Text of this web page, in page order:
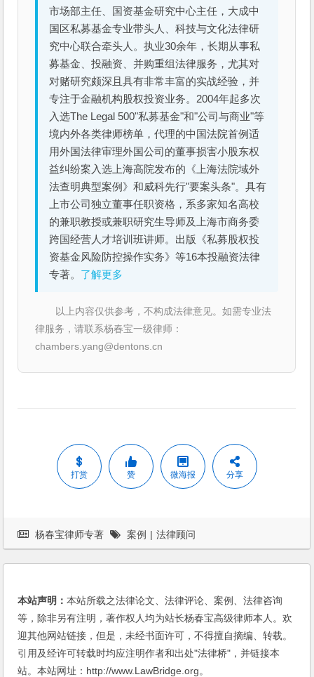
市场部主任、国资基金研究中心主任，大成中
国区私募基金专业带头人、科技与文化法律研
究中心联合牵头人。执业30余年，长期从事私
募基金、投融资、并购重组法律服务，尤其对
对赌研究颇深且具有非常丰富的实战经验，并
专注于金融机构股权投资业务。2004年起多次
入选The Legal 500"私募基金"和"公司与商业"等
境内外各类律师榜单，代理的中国法院首例适
用外国法律审理外国公司的董事损害小股东权
益纠纷案入选上海高院发布的《上海法院域外
法查明典型案例》和威科先行"要案头条"。具有
上市公司独立董事任职资格，系多家知名高校
的兼职教授或兼职研究生导师及上海市商务委
跨国经营人才培训班讲师。出版《私募股权投
资基金风险防控操作实务》等16本投融资法律
专著。 了解更多
以上内容仅供参考，不构成法律意见。如需专业法
律服务，请联系杨春宝一级律师：
chambers.yang@dentons.cn
打赏 赞 微海报 分享
杨春宝律师专著 案例 | 法律顾问
本站声明：本站所载之法律论文、法律评论、案例、法律咨询
等，除非另有注明，著作权人均为站长杨春宝高级律师本人。欢
迎其他网站链接，但是，未经书面许可，不得擅自摘编、转载。
引用及经许可转载时均应注明作者和出处"法律桥"，并链接本
站。本站网址：http://www.LawBridge.org。